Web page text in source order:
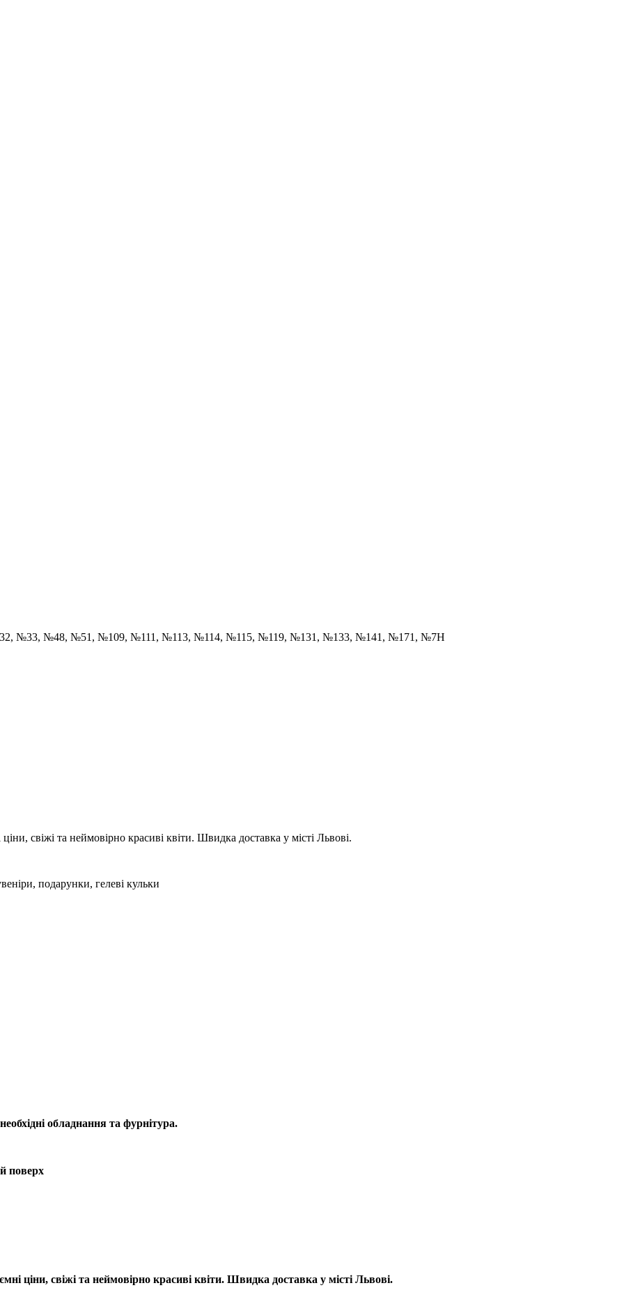
№33, №48, №51, №109, №111, №113, №114, №115, №119, №131, №133, №141, №171, №7Н
свіжі та неймовірно красиві квіти. Швидка доставка у місті Львові.
подарунки, гелеві кульки
обладнання та фурнітура.
поверх
ціни, свіжі та неймовірно красиві квіти. Швидка доставка у місті Львові.